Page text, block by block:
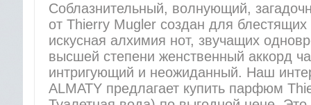
Соблазнительный, волнующий,
от Thierry Mugler создан для
искусная алхимия нот, звучащих
высшей степени женственный аккорд
интригующий и неожиданный. Наш
ALMATY предлагает купить парфюм